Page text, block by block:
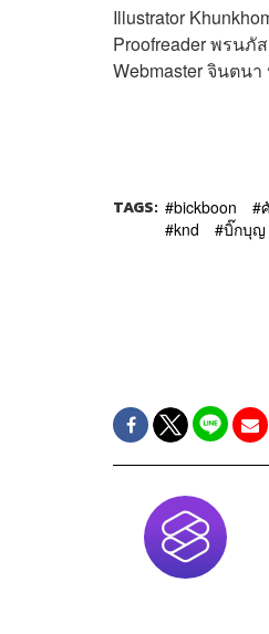
Illustrator
Proofreaderพรนภั
Webmasterจินตนา
TAGS: bickboon
knd
บิ๊กบุญ